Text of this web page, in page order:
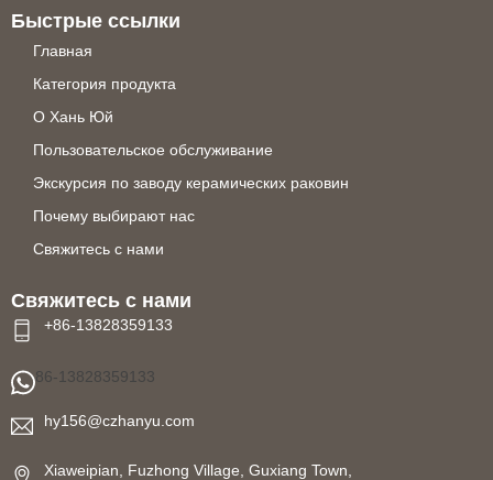
Быстрые ссылки
Главная
Категория продукта
О Хань Юй
Пользовательское обслуживание
Экскурсия по заводу керамических раковин
Почему выбирают нас
Свяжитесь с нами
Свяжитесь с нами
+86-13828359133
86-13828359133
hy156@czhanyu.com
Xiaweipian, Fuzhong Village, Guxiang Town,